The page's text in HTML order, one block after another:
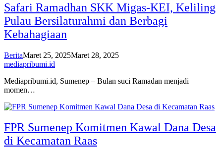
Safari Ramadhan SKK Migas-KEI, Keliling
Pulau Bersilaturahmi dan Berbagi
Kebahagiaan
BeritaMaret 25, 2025Maret 28, 2025
mediapribumi.id
Mediapribumi.id, Sumenep – Bulan suci Ramadan menjadi
momen…
FPR Sumenep Komitmen Kawal Dana Desa
di Kecamatan Raas